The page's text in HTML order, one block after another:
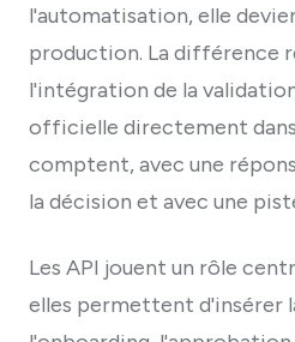
l'automatisation, elle
production. La différence
l'intégration de la
officielle directement
comptent, avec une
la décision et avec une
Les API jouent un rôle
elles permettent d'insérer